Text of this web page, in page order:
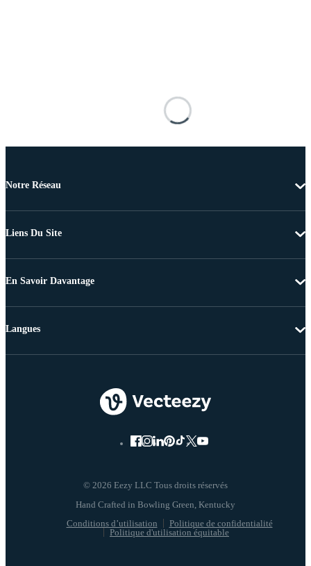
Notre Réseau
Liens Du Site
En Savoir Davantage
© 2026 Eezy LLC Tous droits réservés
Conditions d’utilisation
Politique de confidentialité
Politique d'utilisation équitable
Langues